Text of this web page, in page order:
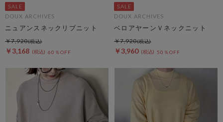
DOUX ARCHIVES
ニュアンスネックリブニット
￥3,168 60％OFF
￥7,920
DOUX ARCHIVES
ベロアヤーンＶネックニット
￥3,960 50％OFF
￥7,920